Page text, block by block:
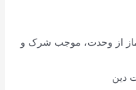
از وحدت، موجب شرک و
دین